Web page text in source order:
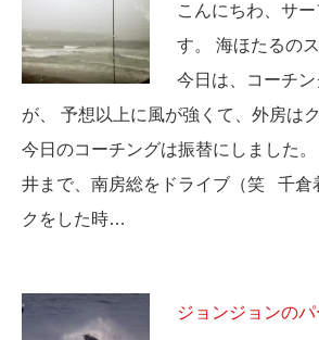
こんにちわ、サ
す。 海ほたるの
今日は、コーチ
が、 予想以上に風が強くて、外房は
今日のコーチングは振替にしました
井まで、南房総をドライブ（笑 千倉
クをした時…
ジョンジョンの